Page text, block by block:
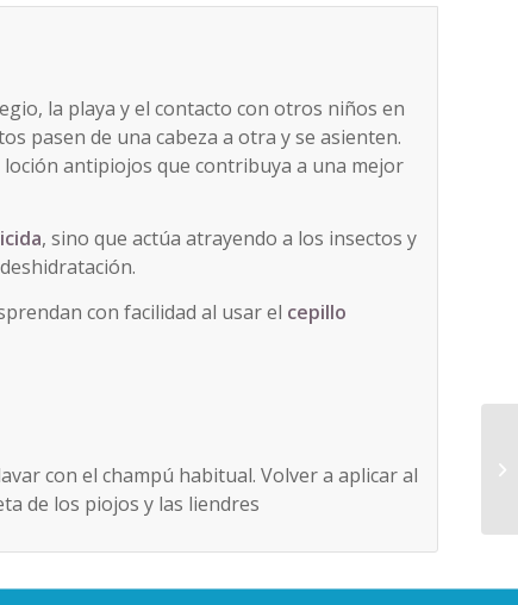
la playa y el contacto con otros niños en
pasen de una cabeza a otra y se asienten.
antipiojos que contribuya a una mejor
, sino que actúa atrayendo a los insectos y
con facilidad al usar el cepillo
con el champú habitual. Volver a aplicar al
de los piojos y las liendres